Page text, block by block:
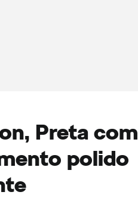
Preta com
polido